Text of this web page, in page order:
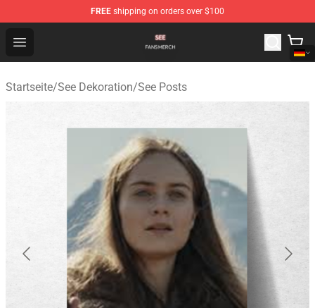
FREE shipping on orders over $100
Open menu
See Shop - Official See Merchandise Store
Startseite/See Dekoration/See Posts